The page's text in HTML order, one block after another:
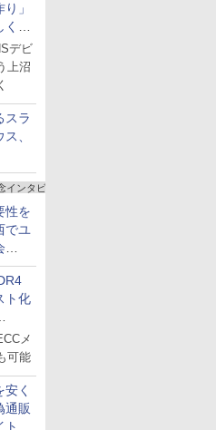
」
な
デビ
上沼
スラ
、
インタビュー
性を
でユ
け
ト化
メ
可能
く
通販
名